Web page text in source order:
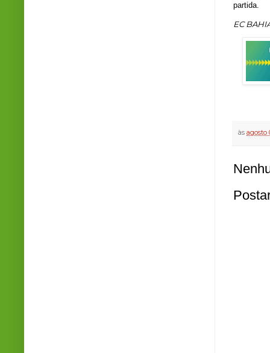
partida.
EC
às agosto